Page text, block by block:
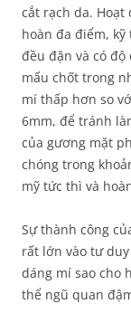
cắt rạch da.
hoàn đa điểm,
đều đặn và có
mấu chốt trong
mí thấp hơn so
6mm, để tránh
của gương mặt
chóng trong
mỹ tức thì và
Sự thành công
rất lớn vào tư
dáng mí sao cho
thể ngũ quan